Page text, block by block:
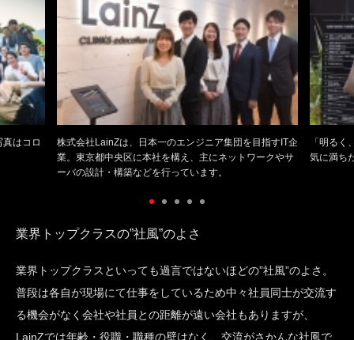
はコロ
株式会社LainZは、日本一のエンジニア集団を目指すIT企
業。東京都中央区に本社を構え、主にネットワークやサ
ーバの設計・構築などを行っています。
「明る
気に満ち
業界トップクラスの”社風”のよさ
業界トップクラスといっても過言ではないほどの”社風”のよさ。
普段は各自が現場にて仕事をしているため中々社員同士が交流す
る機会がなく会社や社員との距離が遠い会社もありますが、
LainZでは年齢・役職・職種の壁はなく、交流がさかんな社風で